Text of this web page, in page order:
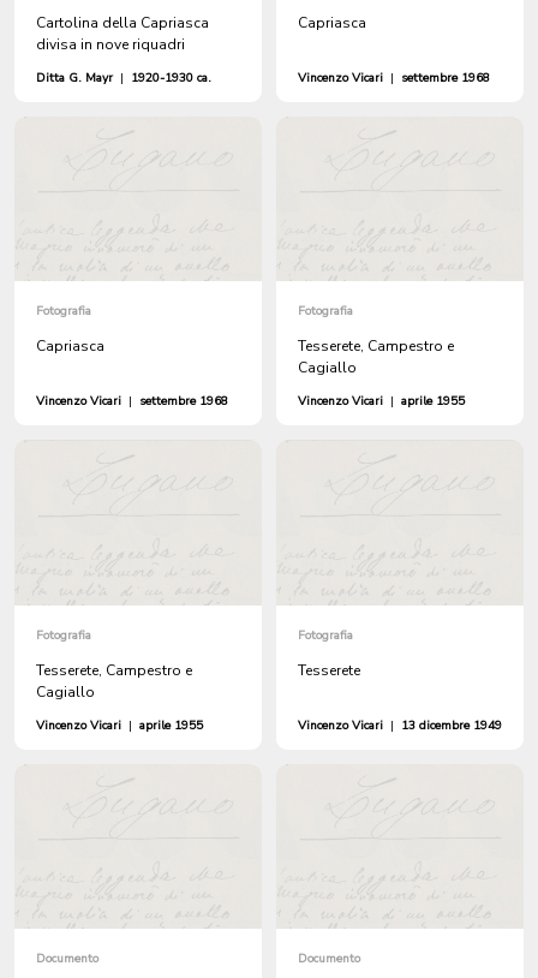
Cartolina della Capriasca
divisa in nove riquadri
Ditta G. Mayr | 1920-1930 ca.
Capriasca
Vincenzo Vicari | settembre 1968
Fotografia
Capriasca
Vincenzo Vicari | settembre 1968
Fotografia
Tesserete, Campestro e
Cagiallo
Vincenzo Vicari | aprile 1955
Fotografia
Tesserete, Campestro e
Cagiallo
Vincenzo Vicari | aprile 1955
Fotografia
Tesserete
Vincenzo Vicari | 13 dicembre 1949
Documento Documento